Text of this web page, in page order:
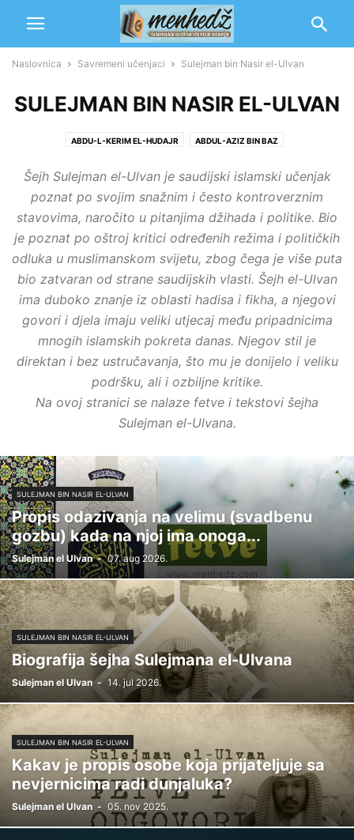
Naslovnica Savremeni učenjaci Sulejman bin Nasir el-Ulvan
SULEJMAN BIN NASIR EL-ULVAN
ABDU-L-KERIM EL-HUDAJR ABDUL-AZIZ BIN BAZ
ABDUL-KADIR EL-ARNAUT ABDULLAH EL-GUNEJMAN
ABDULLAH IBN DŽIBRIN ABDUR-RAHMAN BIN NASIR SA'DI ALI EL-HUDAJR
EBU BEKR DŽABIR EL-DŽEZAIRI EBU ISHAK EL HUVEJNI
EBU MUHAMMED EL-MAKDISI MUHAMED B. SALIH EL-USEJMIN
MUHAMMED B. SALIH EL-MUNEDŽDŽID MUHAMMED EL-EMIN EŠ-ŠENKITI
NASIR B. HAMD EL-FEHD OMER EL-MUKBIL SALIH EL-FEVZAN
STALNA KOMISIJA ZA FETVE SULEJMAN BIN NASIR EL-ULVAN
SULEJMAN OMER EL-EŠKAR
Šejh Sulejman el-Ulvan je saudijski islamski učenjak
poznat po svojim snažnim i često kontroverznim
stavovima, naročito u pitanjima džihada i politike. Bio
je poznat po oštroj kritici određenih režima i političkih
odluka u muslimanskom svijetu, zbog čega je više puta
bio zatvaran od strane saudijskih vlasti. Šejh el-Ulvan
ima duboko znanje iz oblasti hadisa i fikha, a njegovi
govori i djela imaju veliki utjecaj među pripadnicima
mnogih islamskih pokreta danas. Njegov stil je
direktan i bez ustručavanja, što mu je donijelo i veliku
podršku, ali i ozbiljne kritike.
Na ovoj stranici se nalaze fetve i tekstovi šejha
Sulejman el-Ulvana.
SULEJMAN BIN NASIR EL-ULVAN
Propis odazivanja na velimu (svadbenu
gozbu) kada na njoj ima onoga...
Sulejman el Ulvan - 07. aug 2026.
SULEJMAN BIN NASIR EL-ULVAN
Biografija šejha Sulejmana el-Ulvana
Sulejman el Ulvan - 14. jul 2026.
SULEJMAN BIN NASIR EL-ULVAN
Kakav je propis osobe koja prijateljuje sa
nevjernicima radi dunjaluka?
Sulejman el Ulvan - 05. nov 2025.